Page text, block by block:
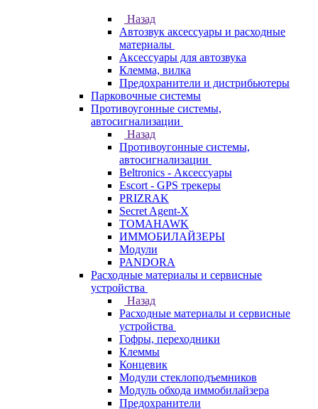
Назад
Автозвук аксессуары и расходные
материалы
Аксессуары для автозвука
Клемма, вилка
Предохранители и дистрибьютеры
Парковочные системы
Противоугонные системы,
автосигнализации
Назад
Противоугонные системы,
автосигнализации
Beltronics - Аксессуары
Escort - GPS трекеры
PRIZRAK
Secret Agent-X
TOMAHAWK
ИММОБИЛАЙЗЕРЫ
Модули
PANDORA
Расходные материалы и сервисные
устройства
Назад
Расходные материалы и сервисные
устройства
Гофры, переходники
Клеммы
Концевик
Модули стеклоподъемников
Модуль обхода иммобилайзера
Предохранители